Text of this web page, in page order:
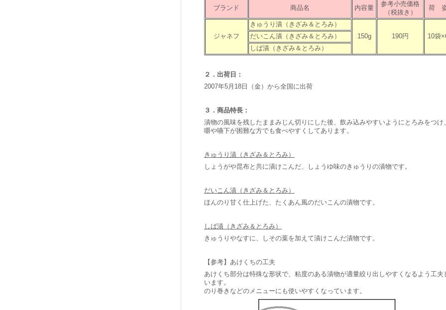
ブランド 商品名 内容量
参考小売価格
（税抜き）
荷
ジャネフ
きゅうり漬（きざみ＆とろみ）
150g
190円 10袋
だいこん漬（きざみ＆とろみ）
しば漬（きざみ＆とろみ）
２．出荷日：
2007年5月18日（金）から全国に出荷
３．商品特長：
漬物の風味を残したままみじん切りにした後、飲み込みやすいようにとろみをつけ
嚼や嚥下が困難な方でも食べやすくしてあります。
きゅうり漬（きざみ＆とろみ）
しょうがや昆布と共に漬けこんだ、しょうゆ味のきゅうりの漬物です。
だいこん漬（きざみ＆とろみ）
ほんのり甘く仕上げた、たくあん風のだいこんの漬物です。
しば漬（きざみ＆とろみ）
きゅうりやなすに、しその葉を加えて漬けこんだ漬物です。
【参考】あけくちの工夫
あけくち部分は特殊な形状で、粘度のある漬物が適量絞り出しやすくなるよう工夫
います。
のり巻きなどのメニューにも使いやすくなっています。